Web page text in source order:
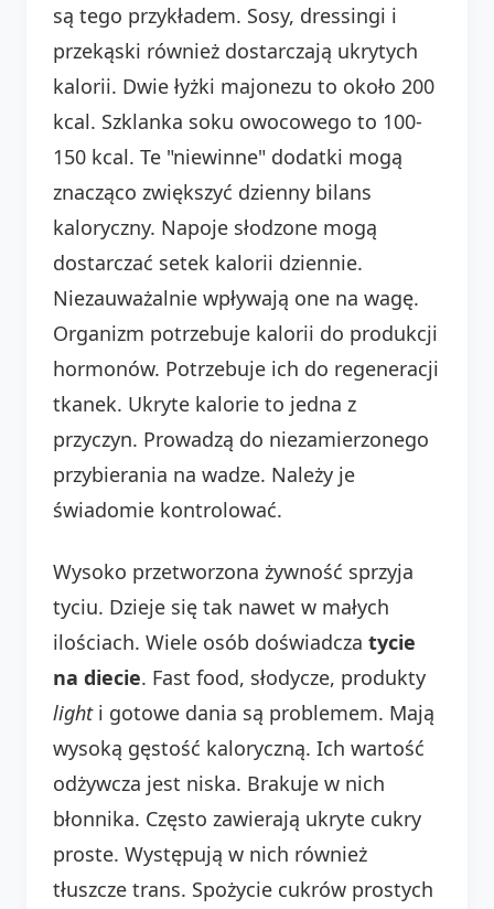
są tego przykładem. Sosy, dressingi i
przekąski również dostarczają ukrytych
kalorii. Dwie łyżki majonezu to około 200
kcal. Szklanka soku owocowego to 100-
150 kcal. Te "niewinne" dodatki mogą
znacząco zwiększyć dzienny bilans
kaloryczny. Napoje słodzone mogą
dostarczać setek kalorii dziennie.
Niezauważalnie wpływają one na wagę.
Organizm potrzebuje kalorii do produkcji
hormonów. Potrzebuje ich do regeneracji
tkanek. Ukryte kalorie to jedna z
przyczyn. Prowadzą do niezamierzonego
przybierania na wadze. Należy je
świadomie kontrolować.
Wysoko przetworzona żywność sprzyja
tyciu. Dzieje się tak nawet w małych
ilościach. Wiele osób doświadcza tycie
na diecie. Fast food, słodycze, produkty
lighti gotowe dania są problemem. Mają
wysoką gęstość kaloryczną. Ich wartość
odżywcza jest niska. Brakuje w nich
błonnika. Często zawierają ukryte cukry
proste. Występują w nich również
tłuszcze trans. Spożycie cukrów prostych